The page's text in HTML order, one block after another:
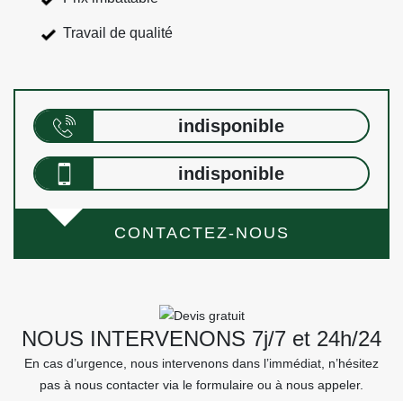
Travail de qualité
indisponible
indisponible
CONTACTEZ-NOUS
NOUS INTERVENONS 7j/7 et 24h/24
En cas d’urgence, nous intervenons dans l’immédiat, n’hésitez
pas à nous contacter via le formulaire ou à nous appeler.